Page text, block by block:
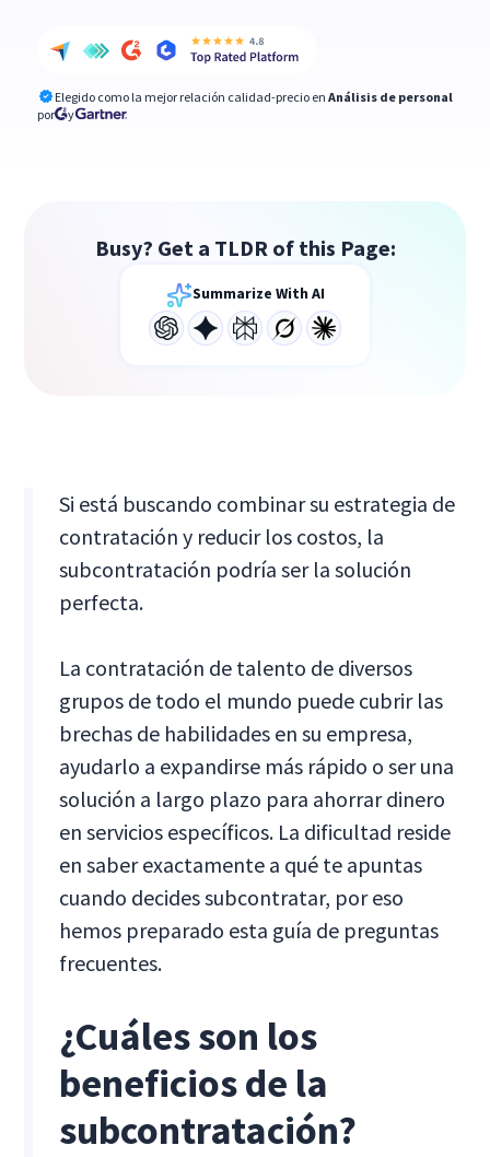
Elegido como la mejor relación calidad-precio en Análisis de personal
por
y
Busy? Get a TLDR of this Page:
Summarize With AI
Si está buscando combinar su estrategia de
contratación y reducir los costos, la
subcontratación podría ser la solución
perfecta.
La contratación de talento de diversos
grupos de todo el mundo puede cubrir las
brechas de habilidades en su empresa,
ayudarlo a expandirse más rápido o ser una
solución a largo plazo para ahorrar dinero
en servicios específicos. La dificultad reside
en saber exactamente a qué te apuntas
cuando decides subcontratar, por eso
hemos preparado esta guía de preguntas
frecuentes.
¿Cuáles son los
beneficios de la
subcontratación?